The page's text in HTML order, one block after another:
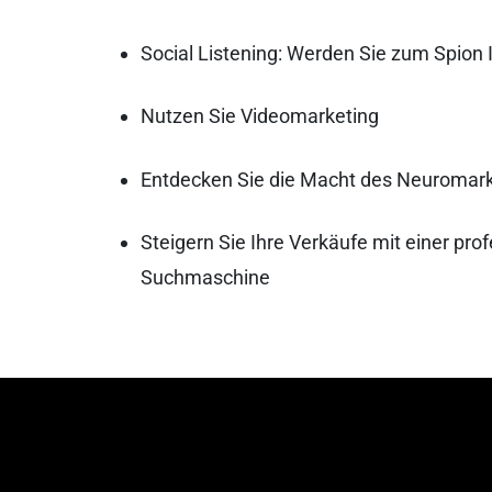
Social Listening: Werden Sie zum Spion
Nutzen Sie Videomarketing
Entdecken Sie die Macht des
Steigern Sie Ihre Verkäufe mit einer
Suchmaschine